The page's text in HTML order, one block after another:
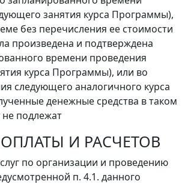
занятия курса Программы),
без перечисления ее стоимости
произведена и подтверждена
времени проведения
курса Программы), или во
следующего аналогичного курса
денежные средства в таком
не подлежат
И РАСЧЕТОВ
по организации и проведению
п. 4.1. данного